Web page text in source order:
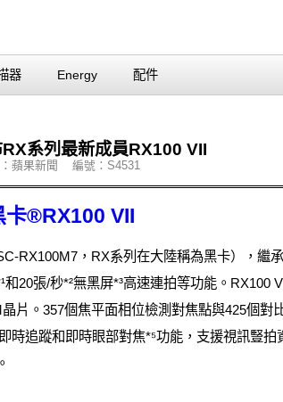
器 Energy 配件
系列最新成員RX100 VII
蘋果新聞 編號：S4531
卡®RX100 VII
RX100M7，RX系列在大陸稱為黑卡），繼
20張/秒*²無黑屏*³高速連拍等功能。RX100
片。357個焦平面相位檢測對焦點與425個對
時追蹤和即時眼部對焦*⁵功能，支援視訊豎